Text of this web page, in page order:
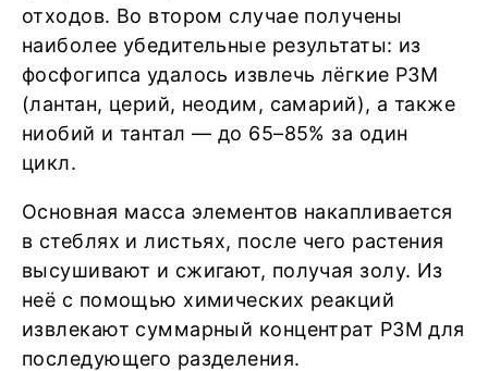
отходов. Во втором случае получены
наиболее убедительные результаты: из
фосфогипса удалось извлечь лёгкие РЗМ
(лантан, церий, неодим, самарий), а также
ниобий и тантал — до 65–85% за один
цикл.
Основная масса элементов накапливается
в стеблях и листьях, после чего растения
высушивают и сжигают, получая золу. Из
неё с помощью химических реакций
извлекают суммарный концентрат РЗМ для
последующего разделения.